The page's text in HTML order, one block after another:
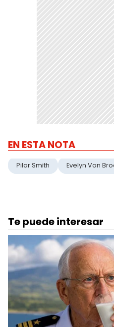
EN ESTA NOTA
Pilar Smith Evelyn Von